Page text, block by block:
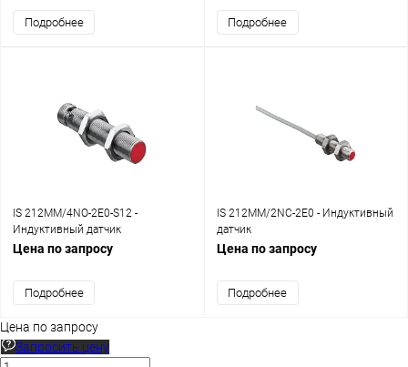
Подробнее Подробнее
IS 212MM/4NO-2E0-S12 -
Индуктивный датчик
Цена по запросу
Подробнее
IS 212MM/2NC-2E0 - Индуктивный
датчик
Цена по запросу
Подробнее
Цена по запросу
Запросить цену